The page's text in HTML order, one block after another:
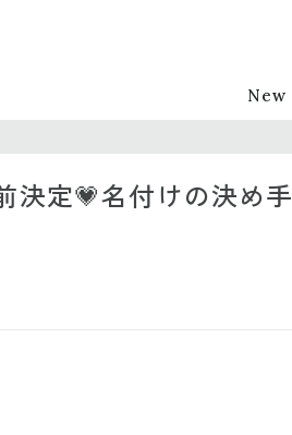
New
決定💗名付けの決め手